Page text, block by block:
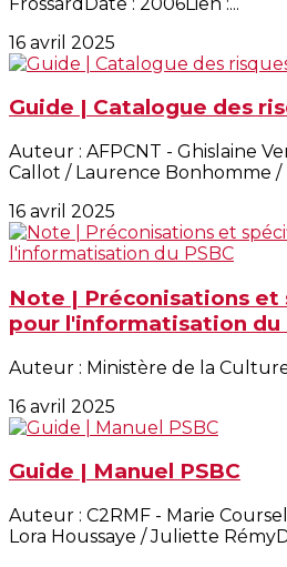
16 avril 2025
Guide | Catalogue des
Auteur : AFPCNT - Ghislaine
Callot / Laurence Bonhomme /
16 avril 2025
Note | Préconisations
pour l'informatisation du
Auteur : Ministère de la
16 avril 2025
Guide | Manuel PSBC
Auteur : C2RMF - Marie
Lora Houssaye / Juliette